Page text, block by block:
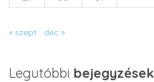
« szept dec »
Legutóbbi bejegyzések